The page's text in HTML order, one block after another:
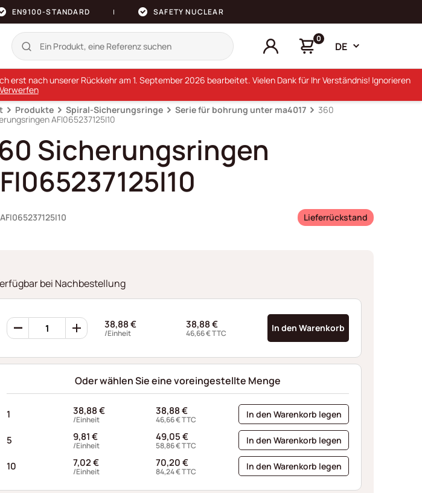
EN9100-STANDARD SAFETY NUCLEAR
0
DE
Produkte Spiral-Sicherungsringe Serie für bohrung unter ma4017
360
AFI065237125I10
Sicherungsringen
Lieferrückstand
bei Nachbestellung
360
Sicherungsringen
Menge
38,88€
/Einheit
38,88€
46,66€TTC In den Warenkorb
Oder wählen Sie eine voreingestellte Menge
1 38,88€
/Einheit
38,88€
46,66€TTC In den Warenkorb legen
5 9,81€
/Einheit
49,05€
58,86€TTC In den Warenkorb legen
10 7,02€
/Einheit
70,20€
84,24€TTC In den Warenkorb legen
nach unserer Rückkehr am 1. September 2026 bearbeitet. Vielen Dank für Ihr Verständnis! Ignorieren
Verwerfen